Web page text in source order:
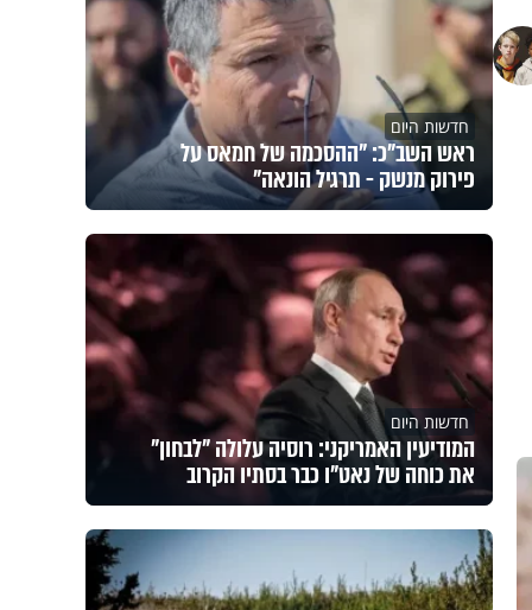
חדשות היום
ראש השב"כ: "ההסכמה של חמאס על
פירוק מנשק - תרגיל הונאה"
חדשות היום
המודיעין האמריקני: רוסיה עלולה "לבחון"
את כוחה של נאט"ו כבר בסתיו הקרוב